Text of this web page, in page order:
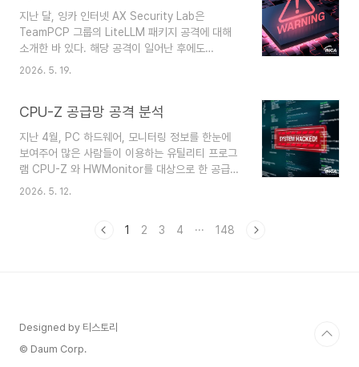
께 포함된 HijackLoader를 실행하는 역할을 수행
한다. HijackLoader는 모듈형 구조의 악성코드로
최종 페이로드 실행에 필요한 모듈을 복호화 및 로
드하는 방식으로 동작한다. 또한 DLL Stomping
지난 달, 잉카 인터넷 AX Security Lab은
TeamPCP 그룹의 LiteLLM 패키지 공격에 대해
소개한 바 있다. 해당 공격이 일어난 후에도
TeamPCP의 공격은 사그라들지 않은 채 계속돼
공격은 PyPI mistralai 패키지의 2.4.6 버전이다.
유사한 정보 탈취 기능뿐만 아니라 지리적 정보가
특정 국가에 속할 경우 시스템을 파괴하는 기능이
추가됐다. 해당 패키지 페이지는 문제가 발견된 당
일 빠르게 격리됐고, 현재는 문제가 된 버전(2.4.6)
번 공격에 사용된 악성 패키지는 다음과 ..
2026. 5. 19.
CPU-Z 공급망 공격 분석
지난 4월, PC 하드웨어, 모니터링 정보를 한눈에
보여주어 많은 사람들이 이용하는 유틸리티 프로그
램 CPU-Z 와 HWMonitor를 대상으로 한 공급망
공격이 발견되었다. 이 공격은 두 프로그램의 개발
다운로드한 ZIP 파일 내 정상 파일을 실행하면 DLL
는 CPU-Z 프로그램의 정상 파일 cpuz_x64.exe
가 실행됨에 따라 악성 D..
2026. 5. 12.
1 2 3 4 ··· 148
Designed by 티스토리
© Daum Corp.